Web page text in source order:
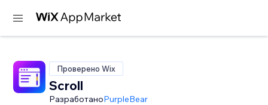
Проверено Wix
Scroll
РазработаноPurpleBear